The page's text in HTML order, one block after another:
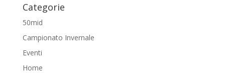
Categorie
50mid
Campionato Invernale
Eventi
Home